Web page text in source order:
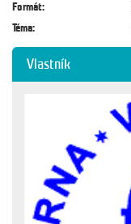
Formát:
Téma:
Vlastník